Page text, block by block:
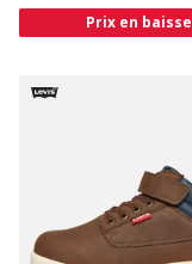
Prix en baisse